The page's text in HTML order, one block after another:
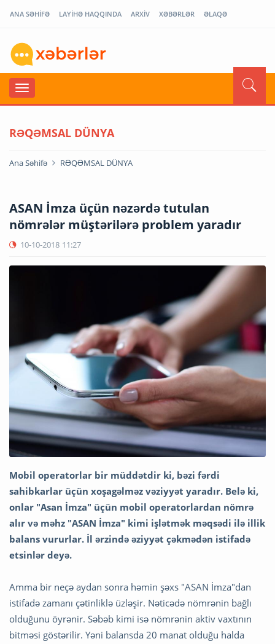
ANA SƏHİFƏ LAYİHƏ HAQQINDA ARXİV XƏBƏRLƏR ƏLAQƏ
RƏQƏMSAL DÜNYA
Ana Səhifə RƏQƏMSAL DÜNYA
ASAN İmza üçün nəzərdə tutulan
nömrələr müştərilərə problem yaradır
10-10-2018 11:27
Mobil operatorlar bir müddətdir ki, bəzi fərdi
sahibkarlar üçün xoşagəlməz vəziyyət yaradır. Belə ki,
onlar "Asan İmza" üçün mobil operatorlardan nömrə
alır və məhz "ASAN İmza" kimi işlətmək məqsədi ilə illik
balans vururlar. İl ərzində əziyyət çəkmədən istifadə
etsinlər deyə.
Amma bir neçə aydan sonra həmin şəxs "ASAN İmza"dan
istifadə zamanı çətinliklə üzləşir. Nəticədə nömrənin bağlı
olduğunu öyrənir. Səbəb kimi isə nömrənin aktiv vaxtının
bitməsi göstərilir. Yəni balansda 20 manat olduğu halda